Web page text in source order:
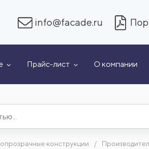
info@facade.ru
Прайс-лист О компании
конструкции